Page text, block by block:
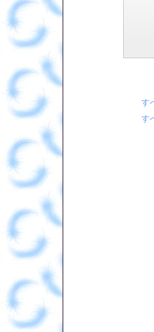
す
す